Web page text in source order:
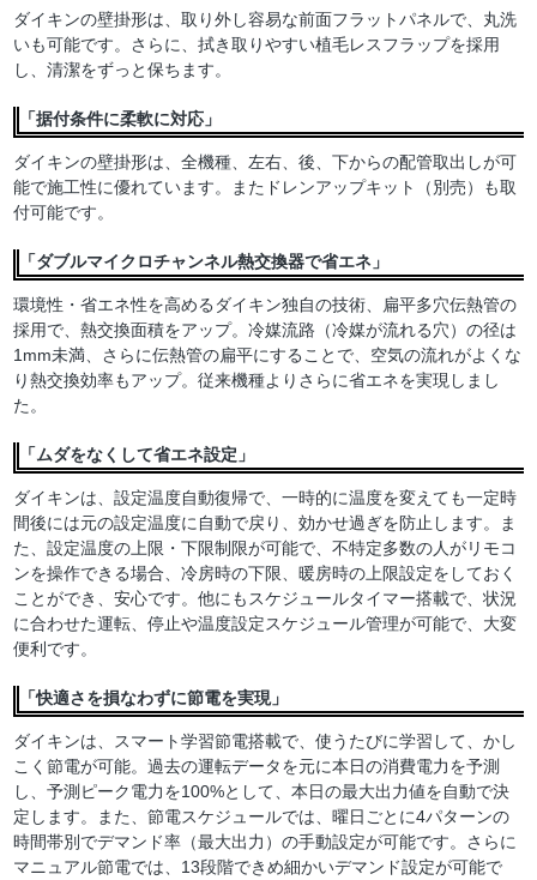
ダイキンの壁掛形は、取り外し容易な前面フラットパネルで、丸洗
いも可能です。さらに、拭き取りやすい植毛レスフラップを採用
し、清潔をずっと保ちます。
「据付条件に柔軟に対応」
ダイキンの壁掛形は、全機種、左右、後、下からの配管取出しが可
能で施工性に優れています。またドレンアップキット（別売）も取
付可能です。
「ダブルマイクロチャンネル熱交換器で省エネ」
環境性・省エネ性を高めるダイキン独自の技術、扁平多穴伝熱管の
採用で、熱交換面積をアップ。冷媒流路（冷媒が流れる穴）の径は
1mm未満、さらに伝熱管の扁平にすることで、空気の流れがよくな
り熱交換効率もアップ。従来機種よりさらに省エネを実現しまし
た。
「ムダをなくして省エネ設定」
ダイキンは、設定温度自動復帰で、一時的に温度を変えても一定時
間後には元の設定温度に自動で戻り、効かせ過ぎを防止します。ま
た、設定温度の上限・下限制限が可能で、不特定多数の人がリモコ
ンを操作できる場合、冷房時の下限、暖房時の上限設定をしておく
ことができ、安心です。他にもスケジュールタイマー搭載で、状況
に合わせた運転、停止や温度設定スケジュール管理が可能で、大変
便利です。
「快適さを損なわずに節電を実現」
ダイキンは、スマート学習節電搭載で、使うたびに学習して、かし
こく節電が可能。過去の運転データを元に本日の消費電力を予測
し、予測ピーク電力を100%として、本日の最大出力値を自動で決
定します。また、節電スケジュールでは、曜日ごとに4パターンの
時間帯別でデマンド率（最大出力）の手動設定が可能です。さらに
マニュアル節電では、13段階できめ細かいデマンド設定が可能で